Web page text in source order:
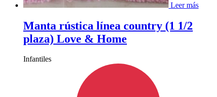
Leer más
Manta rústica línea country (1 1/2
plaza) Love & Home
Infantiles